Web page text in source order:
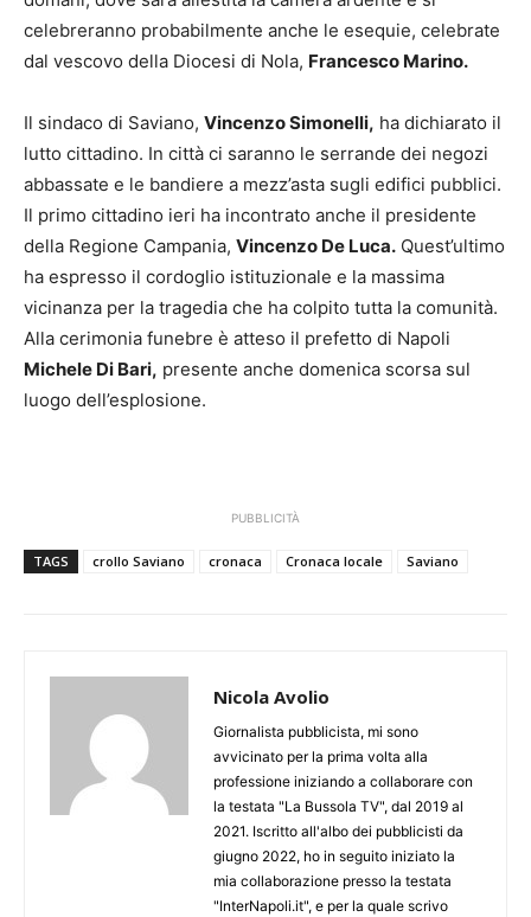
celebreranno probabilmente anche le esequie, celebrate
dal vescovo della Diocesi di Nola, Francesco Marino.
Il sindaco di Saviano, Vincenzo Simonelli, ha dichiarato il
lutto cittadino. In città ci saranno le serrande dei negozi
abbassate e le bandiere a mezz’asta sugli edifici pubblici.
Il primo cittadino ieri ha incontrato anche il presidente
della Regione Campania, Vincenzo De Luca. Quest’ultimo
ha espresso il cordoglio istituzionale e la massima
vicinanza per la tragedia che ha colpito tutta la comunità.
Alla cerimonia funebre è atteso il prefetto di Napoli
Michele Di Bari, presente anche domenica scorsa sul
luogo dell’esplosione.
PUBBLICITÀ
TAGS crollo Saviano cronaca Cronaca locale Saviano
Nicola Avolio
Giornalista pubblicista, mi sono
avvicinato per la prima volta alla
professione iniziando a collaborare con
la testata "La Bussola TV", dal 2019 al
2021. Iscritto all'albo dei pubblicisti da
giugno 2022, ho in seguito iniziato la
mia collaborazione presso la testata
"InterNapoli.it", e per la quale scrivo